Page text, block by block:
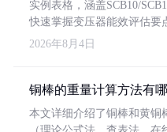
实例表格，涵盖SCB10/
快速掌握变压器能效评估要
2026年8月4日
铜棒的重量计算方法有
本文详细介绍了铜棒和黄铜